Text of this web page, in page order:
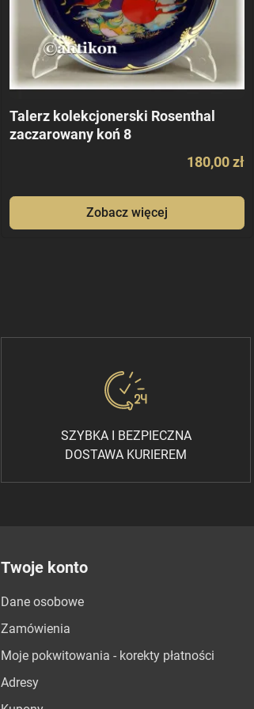
Talerz kolekcjonerski Rosenthal
zaczarowany koń 8
180,00 zł
Zobacz więcej
SZYBKA I BEZPIECZNA
DOSTAWA KURIEREM
Twoje konto
Dane osobowe
Zamówienia
Moje pokwitowania - korekty płatności
Adresy